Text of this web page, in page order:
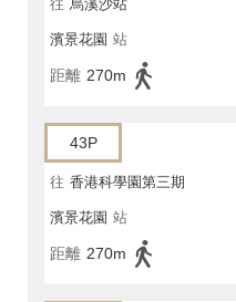
往 烏溪沙站
濱景花園 站
距離 270m
43P
往 香港科學園第三期
濱景花園 站
距離 270m